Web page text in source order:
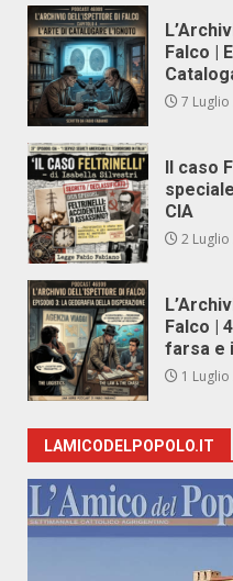
Falco |
7 Luglio
Il caso
CIA
2 Luglio
Falco |
farsa e
1
LAMICODELPOPOLO.IT